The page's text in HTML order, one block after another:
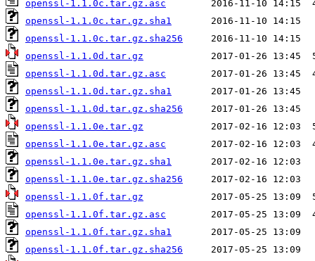
openssl-1.1.0c.tar.gz.asc
openssl-1.1.0c.tar.gz.sha1
openssl-1.1.0c.tar.gz.sha256
openssl-1.1.0d.tar.gz
openssl-1.1.0d.tar.gz.asc
openssl-1.1.0d.tar.gz.sha1
openssl-1.1.0d.tar.gz.sha256
openssl-1.1.0e.tar.gz
openssl-1.1.0e.tar.gz.asc
openssl-1.1.0e.tar.gz.sha1
openssl-1.1.0e.tar.gz.sha256
openssl-1.1.0f.tar.gz
openssl-1.1.0f.tar.gz.asc
openssl-1.1.0f.tar.gz.sha1
openssl-1.1.0f.tar.gz.sha256